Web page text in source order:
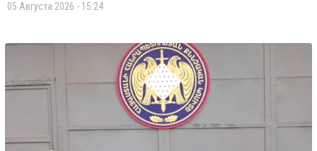
05 Августа 2026 - 15:24